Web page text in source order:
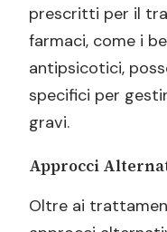
prescritti per il
farmaci, come i
antipsicotici,
specifici per
gravi.
Approcci
Oltre ai